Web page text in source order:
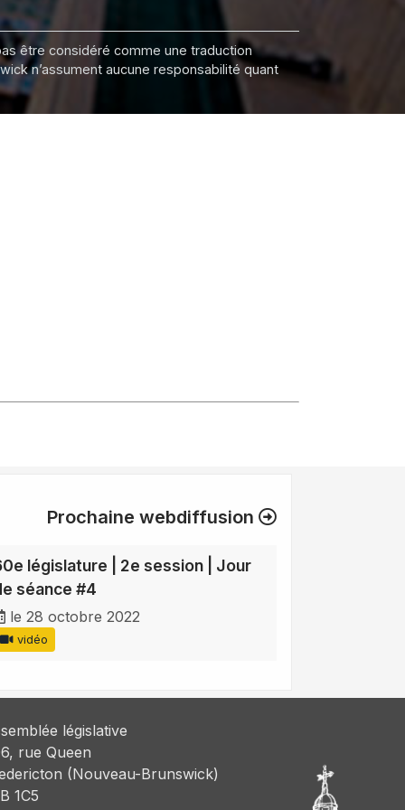
être considéré comme une traduction
n’assument aucune responsabilité quant
Prochaine webdiffusion
législature | 2e session | Jour
séance #4
le 28 octobre 2022
vidéo
législative
rue Queen
(Nouveau-Brunswick)
1C5